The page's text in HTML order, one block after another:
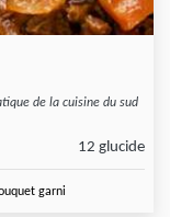
de la cuisine du sud
12 glucide
garni